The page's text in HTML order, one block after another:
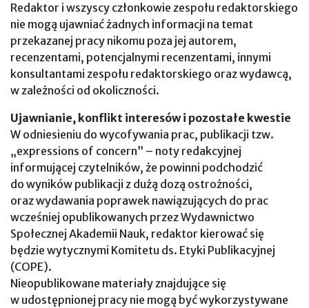
Redaktor i wszyscy członkowie zespołu redaktorskiego
nie mogą ujawniać żadnych informacji na temat
przekazanej pracy nikomu poza jej autorem,
recenzentami, potencjalnymi recenzentami, innymi
konsultantami zespołu redaktorskiego oraz wydawcą,
w zależności od okoliczności.
Ujawnianie, konflikt interesów i pozostałe kwestie
W odniesieniu do wycofywania prac, publikacji tzw.
„expressions of concern” – noty redakcyjnej
informującej czytelników, że powinni podchodzić
do wyników publikacji z dużą dozą ostrożności,
oraz wydawania poprawek nawiązujących do prac
wcześniej opublikowanych przez Wydawnictwo
Społecznej Akademii Nauk, redaktor kierować się
będzie wytycznymi Komitetu ds. Etyki Publikacyjnej
(COPE).
Nieopublikowane materiały znajdujące się
w udostępnionej pracy nie mogą być wykorzystywane